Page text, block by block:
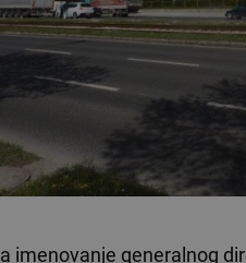
imenovanje generalnog